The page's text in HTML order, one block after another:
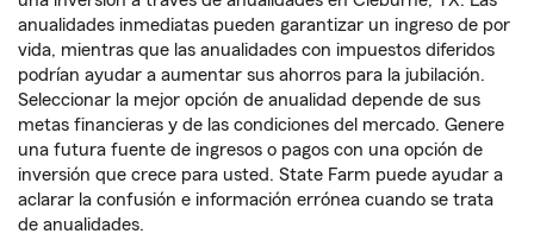
anualidades inmediatas pueden garantizar un ingreso de por
vida, mientras que las anualidades con impuestos diferidos
podrían ayudar a aumentar sus ahorros para la jubilación.
Seleccionar la mejor opción de anualidad depende de sus
metas financieras y de las condiciones del mercado. Genere
una futura fuente de ingresos o pagos con una opción de
inversión que crece para usted. State Farm puede ayudar a
aclarar la confusión e información errónea cuando se trata
de anualidades.